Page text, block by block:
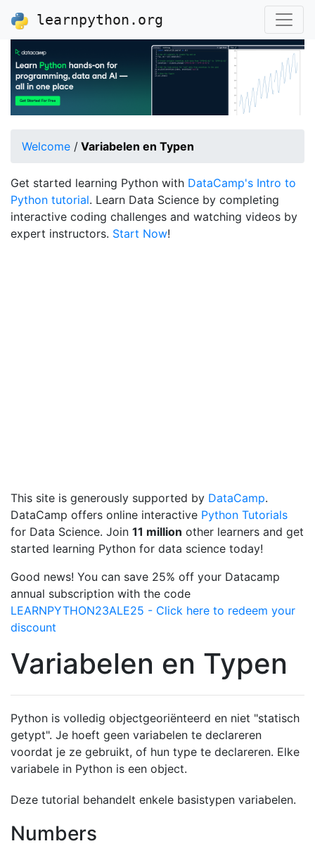
learnpython.org
Welcome / Variabelen en Typen
Get started learning Python with DataCamp's Intro to
Python tutorial. Learn Data Science by completing
interactive coding challenges and watching videos by
expert instructors. Start Now!
This site is generously supported by DataCamp.
DataCamp offers online interactive Python Tutorials
for Data Science. Join 11 million other learners and get
started learning Python for data science today!
Good news! You can save 25% off your Datacamp
annual subscription with the code
LEARNPYTHON23ALE25 - Click here to redeem your
discount
Variabelen en Typen
Python is volledig objectgeoriënteerd en niet "statisch
getypt". Je hoeft geen variabelen te declareren
voordat je ze gebruikt, of hun type te declareren. Elke
variabele in Python is een object.
Deze tutorial behandelt enkele basistypen variabelen.
Numbers